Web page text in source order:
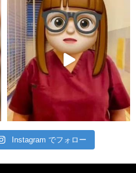
Instagram でフォロー